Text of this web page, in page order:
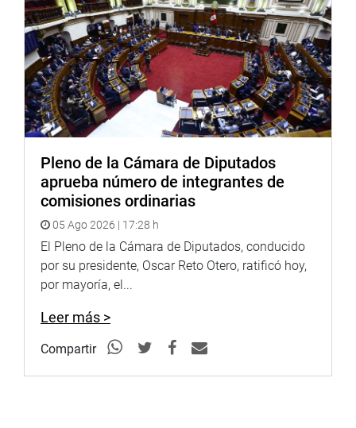
el artículo 54 del Decreto Legislativo 276, para reconocer
la Compensación por Tiempo de Servicios a los
trabajadores incorporados o reincorporados por mandato
judicial.
OFICINA DE COMUNICACIONES E IMAGEN
INSTITUCIONAL
Pleno de la Cámara de Diputados
aprueba número de integrantes de
comisiones ordinarias
05 Ago 2026 | 17:28 h
El Pleno de la Cámara de Diputados, conducido
por su presidente, Oscar Reto Otero, ratificó hoy,
por mayoría, el...
Leer más >
Compartir